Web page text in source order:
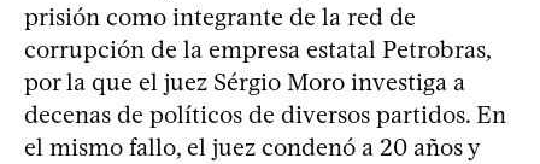
prisión como integrante de la red de
corrupción de la empresa estatal Petrobras,
por la que el juez Sérgio Moro investiga a
decenas de políticos de diversos partidos. En
el mismo fallo, el juez condenó a 20 años y